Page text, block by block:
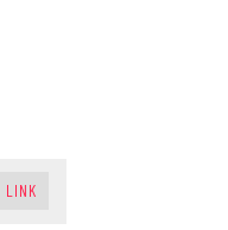
LINK